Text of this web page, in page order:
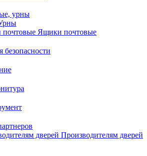
урны
Ящики почтовые
безопасности
Производителям дверей